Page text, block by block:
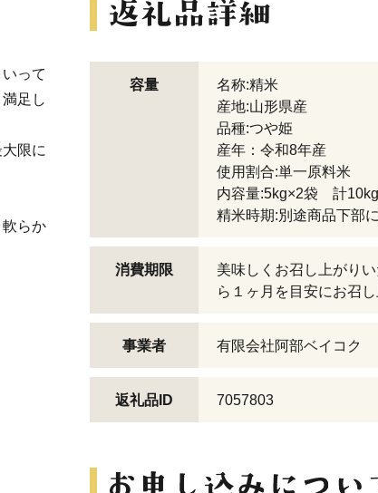
って
足し
限に
軟らか
容量
名称:精米
産地:山形県産
品種:つや姫
産年：令和8年産
使用割合:単一原料米
内容量:5kg×2袋 計10kg
精米時期:別途商品下部
消費期限
美味しくお召し上がり
ら１ヶ月を目安にお召し
事業者 有限会社阿部ベイコク
返礼品ID 7057803